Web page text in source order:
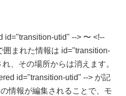
id="transition-utid" --> 〜 <!--
囲まれた情報は id="transition-
、その場所からは消えます。
id="transition-utid" --> が記
情報が編集されることで、モ